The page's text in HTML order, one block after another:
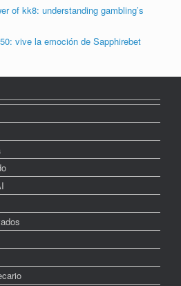
of kk8: understanding gambling’s
vive la emoción de Sapphirebet